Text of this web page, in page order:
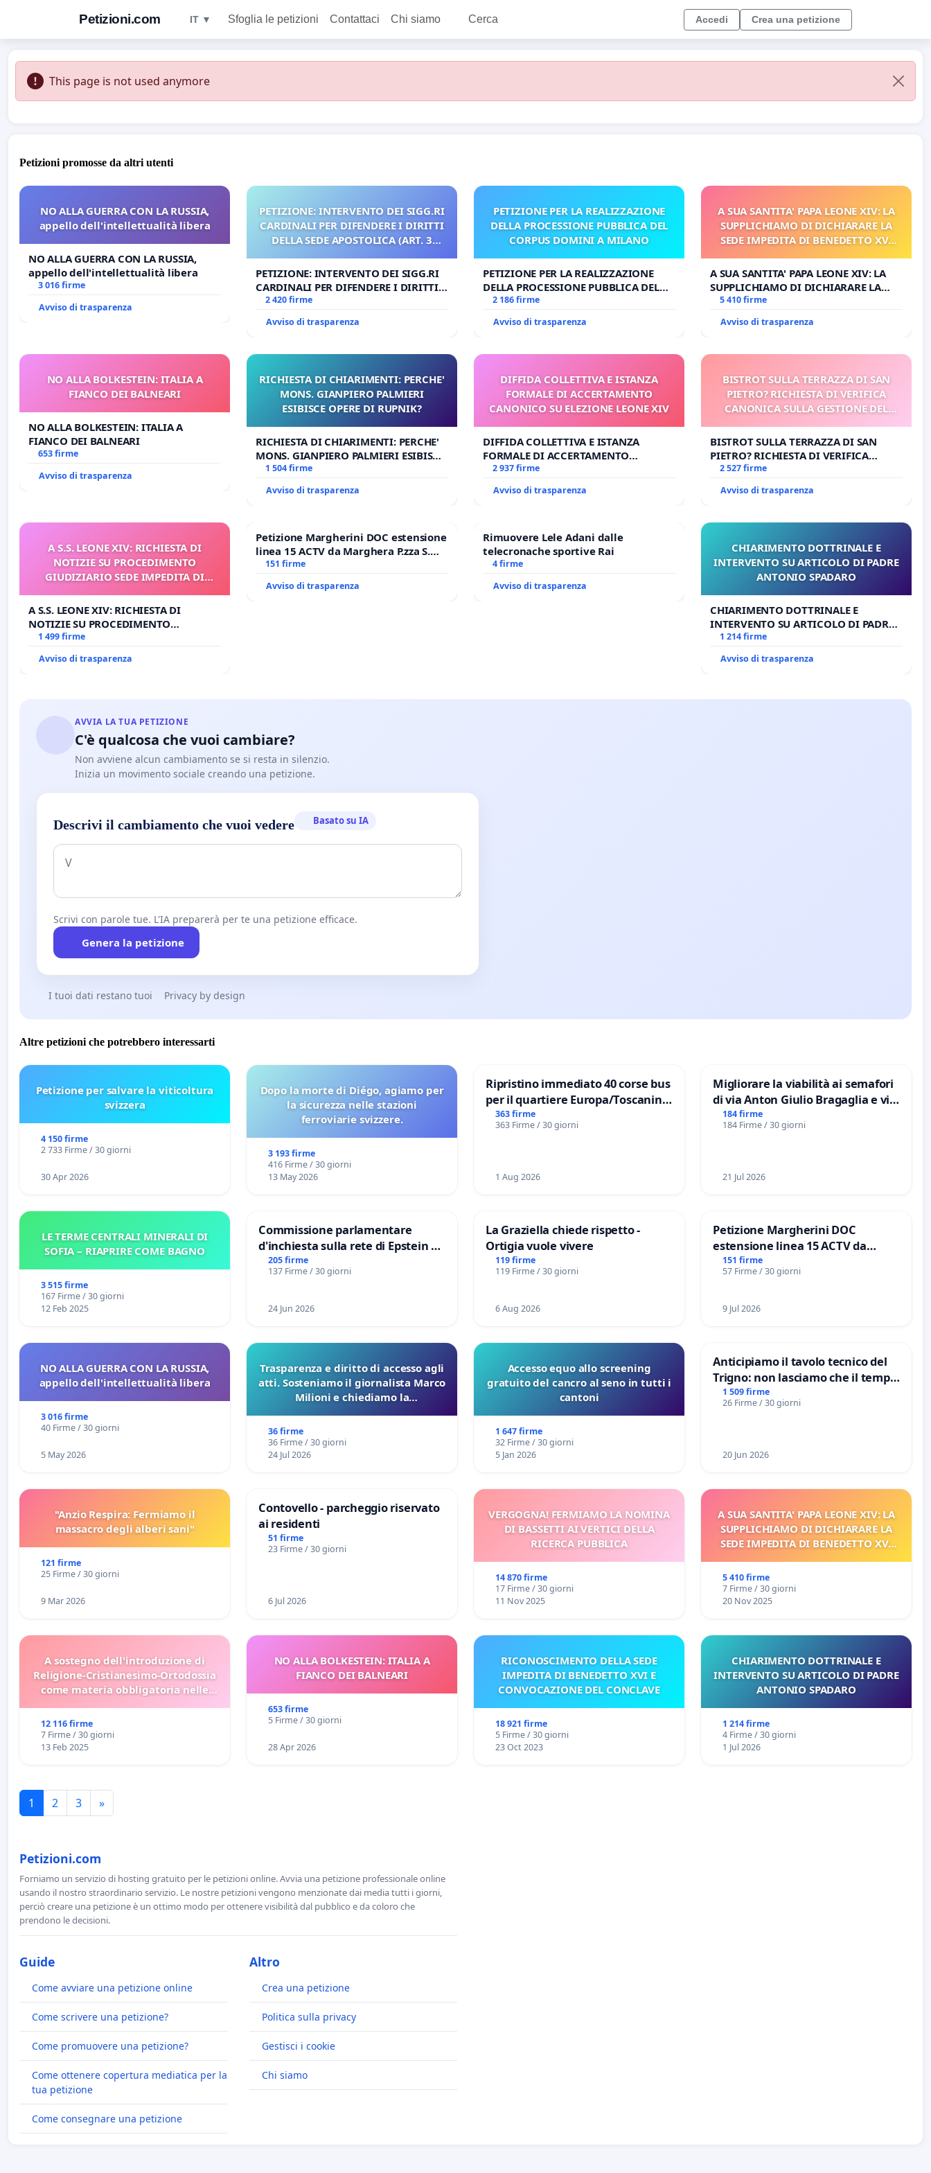
Petizioni.com IT ▼ Sfoglia le petizioni Contattaci Chi siamo Cerca Accedi Crea una petizione
This page is not used anymore
Petizioni promosse da altri utenti
NO ALLA GUERRA CON LA RUSSIA,
appello dell'intellettualità libera
NO ALLA GUERRA CON LA RUSSIA,
appello dell'intellettualità libera
3 016 firme
Avviso di trasparenza
PETIZIONE: INTERVENTO DEI SIGG.RI
CARDINALI PER DIFENDERE I DIRITTI
DELLA SEDE APOSTOLICA (ART. 3
PETIZIONE: INTERVENTO DEI SIGG.RI
CARDINALI PER DIFENDERE I DIRITTI
DELLA SEDE APOSTOLICA (ART. 3 UDG)
2 420 firme
Avviso di trasparenza
PETIZIONE PER LA REALIZZAZIONE
DELLA PROCESSIONE PUBBLICA DEL
CORPUS DOMINI A MILANO
PETIZIONE PER LA REALIZZAZIONE
DELLA PROCESSIONE PUBBLICA DEL
CORPUS DOMINI A MILANO
2 186 firme
Avviso di trasparenza
A SUA SANTITA' PAPA LEONE XIV: LA
SUPPLICHIAMO DI DICHIARARE LA
SEDE IMPEDITA DI BENEDETTO XVI
PROCESSO
A SUA SANTITA' PAPA LEONE XIV: LA
SUPPLICHIAMO DI DICHIARARE LA
SEDE IMPEDITA DI BENEDETTO XVI E/O
DI FAR APRIRE IL RELATIVO PROCESSO
5 410 firme
Avviso di trasparenza
NO ALLA BOLKESTEIN: ITALIA A
FIANCO DEI BALNEARI
NO ALLA BOLKESTEIN: ITALIA A
FIANCO DEI BALNEARI
653 firme
Avviso di trasparenza
RICHIESTA DI CHIARIMENTI: PERCHE'
MONS. GIANPIERO PALMIERI
ESIBISCE OPERE DI RUPNIK?
RICHIESTA DI CHIARIMENTI: PERCHE'
MONS. GIANPIERO PALMIERI ESIBISCE
OPERE DI RUPNIK?
1 504 firme
Avviso di trasparenza
DIFFIDA COLLETTIVA E ISTANZA
FORMALE DI ACCERTAMENTO
CANONICO SU ELEZIONE LEONE XIV
DIFFIDA COLLETTIVA E ISTANZA
FORMALE DI ACCERTAMENTO
CANONICO SU ELEZIONE LEONE XIV
2 937 firme
Avviso di trasparenza
BISTROT SULLA TERRAZZA DI SAN
PIETRO? RICHIESTA DI VERIFICA
CANONICA SULLA GESTIONE DEL
BISTROT SULLA TERRAZZA DI SAN
PIETRO? RICHIESTA DI VERIFICA
CANONICA SULLA GESTIONE DEL
CARD. GAMBETTI
2 527 firme
Avviso di trasparenza
A S.S. LEONE XIV: RICHIESTA DI
NOTIZIE SU PROCEDIMENTO
GIUDIZIARIO SEDE IMPEDITA DI
A S.S. LEONE XIV: RICHIESTA DI
NOTIZIE SU PROCEDIMENTO
GIUDIZIARIO SEDE IMPEDITA DI
BENEDETTO XVI
1 499 firme
Avviso di trasparenza
Petizione Margherini DOC estensione
linea 15 ACTV da Marghera P.zza S.
Antonio all'aeroporto Marco Polo
tariffa a € 1,50
151 firme
Avviso di trasparenza
Rimuovere Lele Adani dalle
telecronache sportive Rai
4 firme
Avviso di trasparenza
CHIARIMENTO DOTTRINALE E
INTERVENTO SU ARTICOLO DI PADRE
ANTONIO SPADARO
CHIARIMENTO DOTTRINALE E
INTERVENTO SU ARTICOLO DI PADRE
ANTONIO SPADARO
1 214 firme
Avviso di trasparenza
AVVIA LA TUA PETIZIONE
C'è qualcosa che vuoi cambiare?
Non avviene alcun cambiamento se si resta in silenzio.
Inizia un movimento sociale creando una petizione.
Descrivi il cambiamento che vuoi vedere Basato su IA
Scrivi con parole tue. L'IA preparerà per te una petizione efficace.
Genera la petizione
I tuoi dati restano tuoi Privacy by design
Altre petizioni che potrebbero interessarti
Petizione per salvare la viticoltura
svizzera
4 150 firme
2 733 Firme / 30 giorni
30 Apr 2026
Dopo la morte di Diégo, agiamo per
la sicurezza nelle stazioni
ferroviarie svizzere.
3 193 firme
416 Firme / 30 giorni
13 May 2026
Ripristino immediato 40 corse bus
per il quartiere Europa/Toscanini
di Aprilia
363 firme
363 Firme / 30 giorni
1 Aug 2026
Migliorare la viabilità ai semafori
di via Anton Giulio Bragaglia e via
Tieri XV MUNICIPIO DI ROMA
184 firme
184 Firme / 30 giorni
21 Jul 2026
LE TERME CENTRALI MINERALI DI
SOFIA – RIAPRIRE COME BAGNO
3 515 firme
167 Firme / 30 giorni
12 Feb 2025
Commissione parlamentare
d'inchiesta sulla rete di Epstein e
del Mossad: verità sugli Epstein
Files
205 firme
137 Firme / 30 giorni
24 Jun 2026
La Graziella chiede rispetto -
Ortigia vuole vivere
119 firme
119 Firme / 30 giorni
6 Aug 2026
Petizione Margherini DOC
estensione linea 15 ACTV da
Marghera P.zza S. Antonio
all'aeroporto Marco Polo tariffa a
151 firme
57 Firme / 30 giorni
9 Jul 2026
NO ALLA GUERRA CON LA RUSSIA,
appello dell'intellettualità libera
3 016 firme
40 Firme / 30 giorni
5 May 2026
Trasparenza e diritto di accesso agli
atti. Sosteniamo il giornalista Marco
Milioni e chiediamo la
sulla Pedemontana Veneta
36 firme
36 Firme / 30 giorni
24 Jul 2026
Accesso equo allo screening
gratuito del cancro al seno in tutti i
cantoni
1 647 firme
32 Firme / 30 giorni
5 Jan 2026
Anticipiamo il tavolo tecnico del
Trigno: non lasciamo che il tempo
rallenti le ricerche di Domenico
Racanati
1 509 firme
26 Firme / 30 giorni
20 Jun 2026
"Anzio Respira: Fermiamo il
massacro degli alberi sani"
121 firme
25 Firme / 30 giorni
9 Mar 2026
Contovello - parcheggio riservato
ai residenti
51 firme
23 Firme / 30 giorni
6 Jul 2026
VERGOGNA! FERMIAMO LA NOMINA
DI BASSETTI AI VERTICI DELLA
RICERCA PUBBLICA
14 870 firme
17 Firme / 30 giorni
11 Nov 2025
A SUA SANTITA' PAPA LEONE XIV: LA
SUPPLICHIAMO DI DICHIARARE LA
SEDE IMPEDITA DI BENEDETTO XVI
5 410 firme
7 Firme / 30 giorni
20 Nov 2025
A sostegno dell'introduzione di
Religione-Cristianesimo-Ortodossia
come materia obbligatoria nelle
12 116 firme
7 Firme / 30 giorni
13 Feb 2025
NO ALLA BOLKESTEIN: ITALIA A
FIANCO DEI BALNEARI
653 firme
5 Firme / 30 giorni
28 Apr 2026
RICONOSCIMENTO DELLA SEDE
IMPEDITA DI BENEDETTO XVI E
CONVOCAZIONE DEL CONCLAVE
18 921 firme
5 Firme / 30 giorni
23 Oct 2023
CHIARIMENTO DOTTRINALE E
INTERVENTO SU ARTICOLO DI PADRE
ANTONIO SPADARO
1 214 firme
4 Firme / 30 giorni
1 Jul 2026
1 2 3 »
Petizioni.com
Forniamo un servizio di hosting gratuito per le petizioni online. Avvia una petizione professionale online
usando il nostro straordinario servizio. Le nostre petizioni vengono menzionate dai media tutti i giorni,
perciò creare una petizione è un ottimo modo per ottenere visibilità dal pubblico e da coloro che
prendono le decisioni.
Guide
Come avviare una petizione online
Come scrivere una petizione?
Come promuovere una petizione?
Come ottenere copertura mediatica per la
tua petizione
Come consegnare una petizione
Altro
Crea una petizione
Politica sulla privacy
Gestisci i cookie
Chi siamo